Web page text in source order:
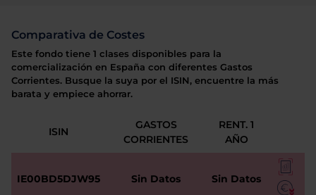
Comparativa de Costes
Este fondo tiene 1 clases disponibles para la
comercialización en España con diferentes Gastos
Corrientes. Busque la suya por el ISIN, encuentre la más
barata y empiece ahorrar.
ISIN
GASTOS
CORRIENTES
RENT. 1
AÑO
IE00BD5DJW95 Sin Datos Sin Datos